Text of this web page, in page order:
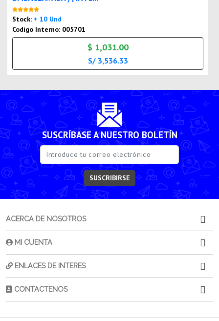
Stock: + 10 Und
Codigo Interno: 005701
$ 1,031.00
S/ 3,536.33
SUSCRÍBASE A NUESTRO BOLETÍN
SUSCRIBIRSE
ACERCA DE NOSOTROS
MI CUENTA
ENLACES DE INTERES
CONTACTENOS